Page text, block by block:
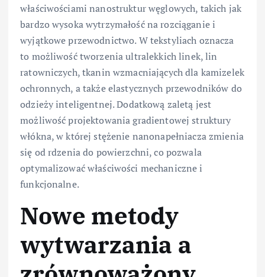
właściwościami nanostruktur węglowych, takich jak
bardzo wysoka wytrzymałość na rozciąganie i
wyjątkowe przewodnictwo. W tekstyliach oznacza
to możliwość tworzenia ultralekkich linek, lin
ratowniczych, tkanin wzmacniających dla kamizelek
ochronnych, a także elastycznych przewodników do
odzieży inteligentnej. Dodatkową zaletą jest
możliwość projektowania gradientowej struktury
włókna, w której stężenie nanonapełniacza zmienia
się od rdzenia do powierzchni, co pozwala
optymalizować właściwości mechaniczne i
funkcjonalne.
Nowe metody
wytwarzania a